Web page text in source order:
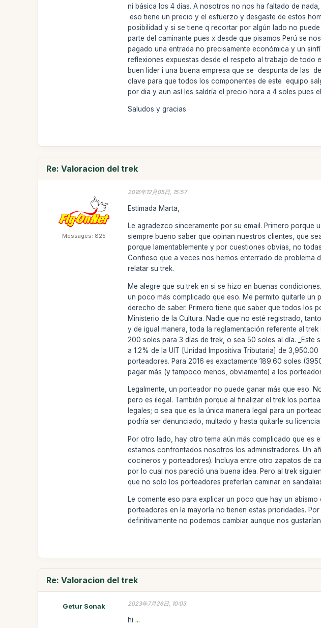
ni básica los 4 días. A nosotros no nos ha faltado de
eso tiene un precio y el esfuerzo y desgaste de estos
posibilidad y si se tiene q recortar por algún lado no
parte del caminante pues x desde que pisamos Perú se
pagado una entrada no precisamente económica y un
reflexiones expuestas desde el respeto al trabajo de
buen líder i una buena empresa que se despunta de las
clave para que todos los componentes de este equipo
por dia y aun así les saldría el precio hora a 4 soles pues
Saludos y gracias
Re: Valoracion del trek
Messages: 825
2016年12月05日, 15:57
Estimada Marta,
Le agradezco sinceramente por su email. Primero
siempre bueno saber que opinan nuestros clientes, que
porque lamentablemente y por cuestiones obvias, no
Confieso que a veces nos hemos enterrado de problema
relatar su trek.
Me alegre que su trek en si se hizo en buenas
un poco más complicado que eso. Me permito quitarle un
derecho de saber. Primero tiene que saber que todos los
Ministerio de la Cultura. Nadie que no esté registrado,
y de igual manera, toda la reglamentación referente al
200 soles para 3 días de trek, o sea 50 soles al día.
a 1.2% de la UIT [Unidad Impositiva Tributaria] de
porteadores. Para 2016 es exactamente 189.60 soles
pagar más (y tampoco menos, obviamente) a los
Legalmente, un porteador no puede ganar más que eso.
pero es ilegal. También porque al finalizar el trek los
legales; o sea que es la única manera legal para un
podría ser denunciado, multado y hasta quitarle su
Por otro lado, hay otro tema aún más complicado que es
estamos confrontados nosotros los administradores. Un
cocineros y porteadores). Incluya entre otro zapatos de
por lo cual nos pareció una buena idea. Pero al trek
que no solo los porteadores preferían caminar en
Le comente eso para explicar un poco que hay un
porteadores en la mayoría no tienen estas prioridades.
definitivamente no podemos cambiar aunque nos
Re: Valoracion del trek
Getur Sonak 2023年7月26日, 10:03
hi...